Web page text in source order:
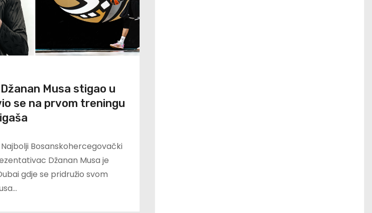
Musa stigao u
se na prvom treningu
Bosanskohercegovački
Džanan Musa je
gdje se pridružio svom